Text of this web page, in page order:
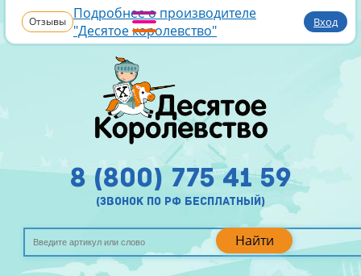
Отзывы Подробнее о производителе
"Десятое королевство"
Вход
Найти
8 (800) 775 41 59
(звонок по рф бесплатный)